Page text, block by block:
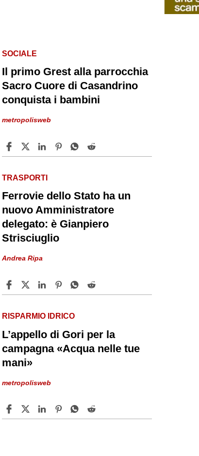
SOCIALE
Il primo Grest alla parrocchia
Sacro Cuore di Casandrino
conquista i bambini
metropolisweb
TRASPORTI
Ferrovie dello Stato ha un
nuovo Amministratore
delegato: è Gianpiero
Strisciuglio
Andrea Ripa
RISPARMIO IDRICO
L’appello di Gori per la
campagna «Acqua nelle tue
mani»
metropolisweb